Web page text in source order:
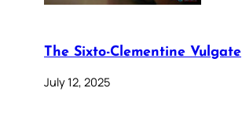
The Sixto-Clementine Vulgate
July 12, 2025